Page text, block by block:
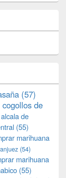
(57)
de
de
(55)
marihuana
(54)
marihuana
(55)